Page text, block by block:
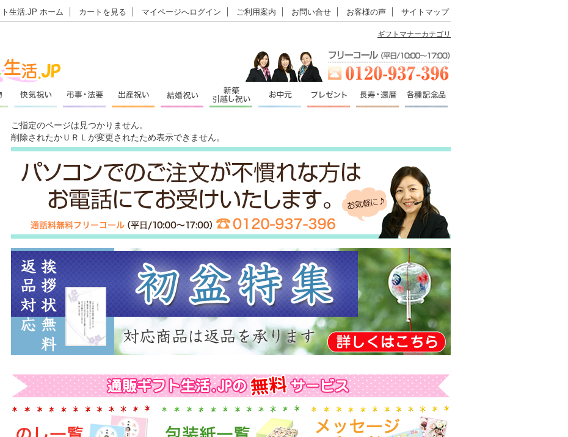
生活.JP ホーム カートを見る マイページへログイン ご利用案内 お問い合せ お客様の声 サイトマップ
ギフトマナーカテゴリ
ご指定のページは見つかりません。
削除されたかＵＲＬが変更されたため表示できません。